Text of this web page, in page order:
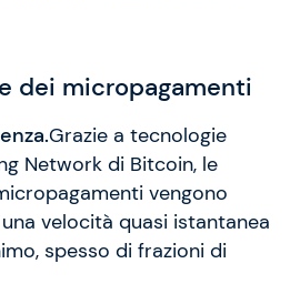
dei micropagamenti
Grazie a tecnologie
Network di Bitcoin, le
vengono
velocità quasi istantanea
spesso di frazioni di